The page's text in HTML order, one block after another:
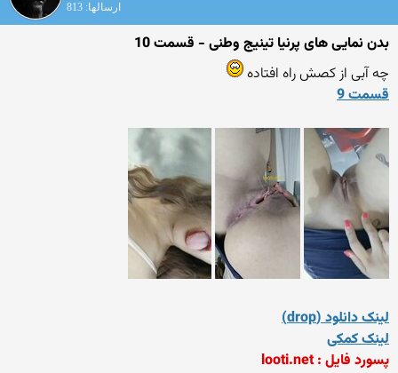
ارسالها: 813
بدن نمایی های پرنیا تینیج وطنی - قسمت 10
چه آبی از کصش راه افتاده
قسمت 9
لینک دانلود (drop)
لینک کمکی
پسورد فایل : looti.net